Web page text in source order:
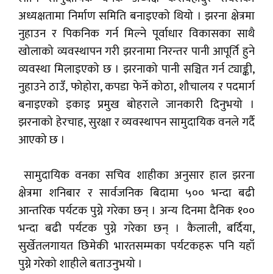
अध्यक्षतामा निर्माण समिति बनाइएको थियो । झरना क्षेत्रमा
नुहाउन र पिकनिक गर्न मिल्ने पूर्वाधार विकासका साथै
खोलाको व्यवस्थापन गरी झरनामा निरन्तर पानी आपूर्ति हुने
व्यवस्था मिलाइएको छ । झरनाको पानी सञ्चित गर्न ट्याङ्की,
नुहाउने ठाउँ, फोहोरा, कपडा फेर्ने कोठा, शौचालय र पदमार्ग
बनाइएको इकाइ प्रमुख बोहराले जानकारी दिनुभयो ।
झरनाको हेरचाह, सुरक्षा र व्यवस्थापन सामुदायिक वनले गर्दै
आएको छ ।
सामुदायिक वनका सचिव शाहीका अनुसार हाल झरना
क्षेत्रमा शनिबार र सार्वजनिक बिदामा ५०० भन्दा बढी
आन्तरिक पर्यटक पुग्ने गरेका छन् । अन्य दिनमा दैनिक १००
भन्दा बढी पर्यटक पुग्ने गरेका छन् । कैलाली, बर्दिया,
सुर्खेतलगायत छिमेकी भारतसम्मका पर्यटकहरू पनि यहाँ
पुग्ने गरेको शाहीले बताउनुभयो ।